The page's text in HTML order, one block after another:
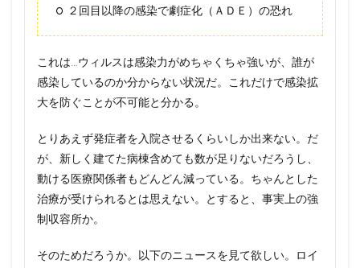
２回目以降の感染で劇症化（ＡＤＥ）の恐れ
これは…ウィルスは感染力がめちゃくちゃ強いが、誰が
感染しているのか分からない状況だ。これだけで感染拡
大を防ぐことが不可能と分かる。
とりあえず発症者を入院させるくらいしか出来ない。だ
が、新しく建てた病棟含めても数が足りないだろうし、
動ける医療関係者もどんどん減っている。ちゃんとした
治療が受けられるとは思えない。とすると、事実上の強
制収容所か。
そのためだろうか。以下のニュースを見て欲しい。ロイ